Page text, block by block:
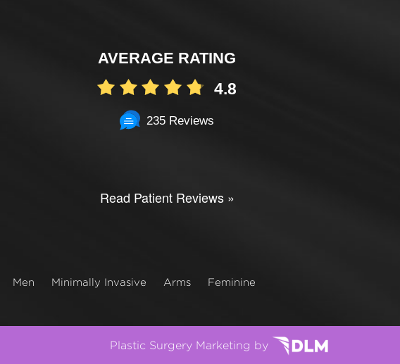
AVERAGE RATING
4.8
235 Reviews
Read Patient Reviews »
Men Minimally Invasive Arms Feminine
Plastic Surgery Marketing by